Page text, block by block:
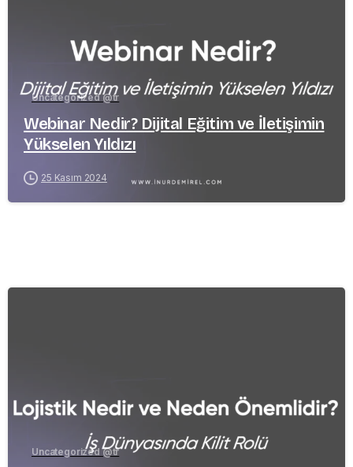
Uncategorized @tr
Webinar Nedir? Dijital Eğitim ve İletişimin
Yükselen Yıldızı
25 Kasım 2024
Uncategorized @tr